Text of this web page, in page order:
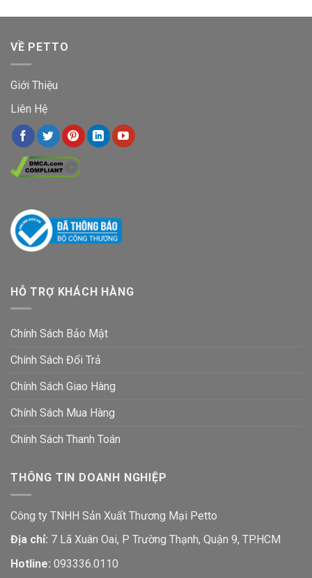
VỀ PETTO
Giới Thiệu
Liên Hệ
HỖ TRỢ KHÁCH HÀNG
Chính Sách Bảo Mật
Chính Sách Đổi Trả
Chính Sách Giao Hàng
Chính Sách Mua Hàng
Chính Sách Thanh Toán
THÔNG TIN DOANH NGHIỆP
Công ty TNHH Sản Xuất Thương Mại Petto
Địa chỉ: 7 Lã Xuân Oai, P Trường Thạnh, Quận 9, TP.HCM
Hotline: 093336.0110